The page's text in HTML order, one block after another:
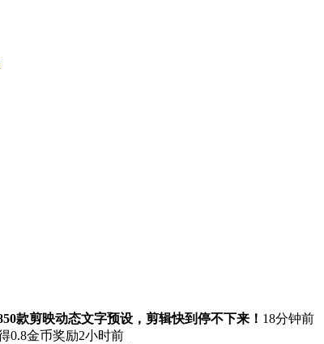
款剪映动态文字预设，剪辑快到停不下来！ 18分钟前
0.8金币奖励2小时前